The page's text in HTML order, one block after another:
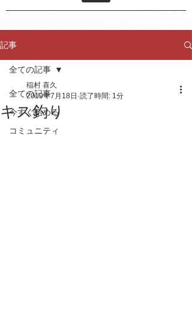
記事
全ての記事
今すぐ始める
コミュニティ
全ての記事
キス釣り
稲村 喜久
2019年7月18日 読了時間: 1分